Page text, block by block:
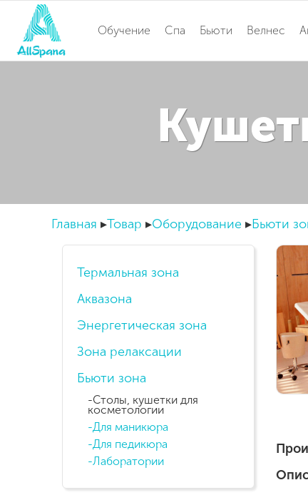
Обучение Спа Бьюти Велнес
Главная Товар Оборудование Бьюти
Термальная зона
Аквазона
Энергетическая зона
Зона релаксации
Бьюти зона
Столы, кушетки для
косметологии
Для маникюра
Для педикюра
Лаборатории